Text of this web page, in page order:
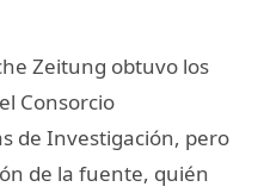
Zeitung obtuvo los
Consorcio
de Investigación, pero
de la fuente, quién